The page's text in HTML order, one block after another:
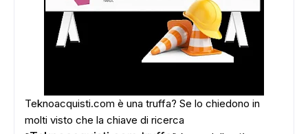
Teknoacquisti.com è una truffa? Se lo chiedono in
molti visto che la chiave di ricerca